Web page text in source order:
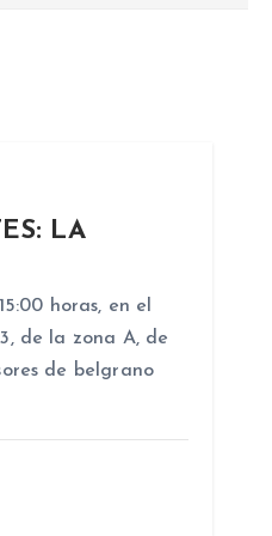
LA
horas, en el
de la zona A, de
de belgrano